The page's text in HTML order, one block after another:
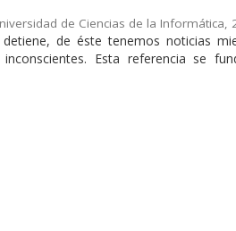
de Ciencias de la Informática,
de éste tenemos noticias
Esta referencia se